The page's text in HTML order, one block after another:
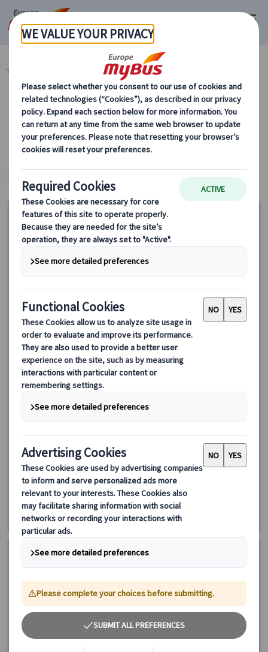
マイバス・ヨーロッパ イギリス (48)
カテゴリーから探す
15%
OFF
はちみつ色の村々を巡る！コッツウォルズ1日観光ツアー
コッツウォルズ地方の美しい村々を巡る贅沢なバスツアー。伝統
的な「はちみつ色」の家並みや、緑豊かなカントリーサイドの景
色を楽しみながら、代表的な4つの村を効率よく訪れます。自由時
移動もラクラク、都会の喧騒を離れて心癒されるひとときをお過
ごしください。
4.6 (39件)
詳細を見る
【10月まで】火・木・日曜日
【11月～】木・日曜日(12/24、3/28を除く)
最少催行人数：
《10月まで》2名様より
《11月～》6名様より
約10時間30分